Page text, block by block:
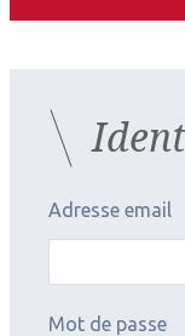
Adresse email
Mot de passe